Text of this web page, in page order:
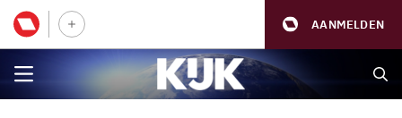
AANMELDEN